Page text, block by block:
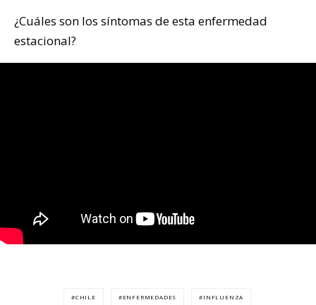
¿Cuáles son los síntomas de esta enfermedad
estacional?
CHILE ENFERMEDADES INFLUENZA